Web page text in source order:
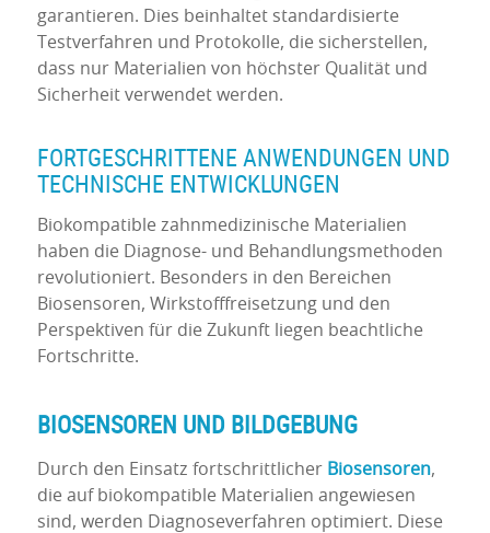
garantieren. Dies beinhaltet standardisierte
Testverfahren und Protokolle, die sicherstellen,
dass nur Materialien von höchster Qualität und
Sicherheit verwendet werden.
FORTGESCHRITTENE ANWENDUNGEN UND
TECHNISCHE ENTWICKLUNGEN
Biokompatible zahnmedizinische Materialien
haben die Diagnose- und Behandlungsmethoden
revolutioniert. Besonders in den Bereichen
Biosensoren, Wirkstofffreisetzung und den
Perspektiven für die Zukunft liegen beachtliche
Fortschritte.
BIOSENSOREN UND BILDGEBUNG
Durch den Einsatz fortschrittlicher Biosensoren,
die auf biokompatible Materialien angewiesen
sind, werden Diagnoseverfahren optimiert. Diese